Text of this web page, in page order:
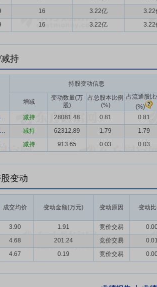
16 3.22亿
3.22
16 3.22亿 3.22
持
持股变动信息
增减
变动数量(万
股)
占总股本比例
(%)
占流通股
(%)
重庆渝资光电产业投资有限公司
减持 28081.48 0.81
0.81
重庆渝资光电产业投资有限公司
减持 62312.89 1.79
1.79
重庆渝资光电产业投资有限公司
减持 913.65 0.03 0.03
变动
成交均价 变动金额(万元) 变动原因 变动
3.90 1.91 竞价交易
4.68 201.24 竞价交易
4.67 0.19 竞价交易